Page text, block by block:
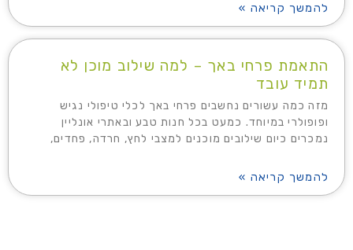
להמשך קריאה »
התאמת פרחי באך – למה שילוב מוכן לא
תמיד עובד
מזה כמה עשורים נחשבים פרחי באך לכלי טיפולי נגיש
ופופולרי במיוחד. כמעט בכל חנות טבע ובאתרי אונליין
נמכרים כיום שילובים מוכנים למצבי לחץ, חרדה, פחדים,
להמשך קריאה »